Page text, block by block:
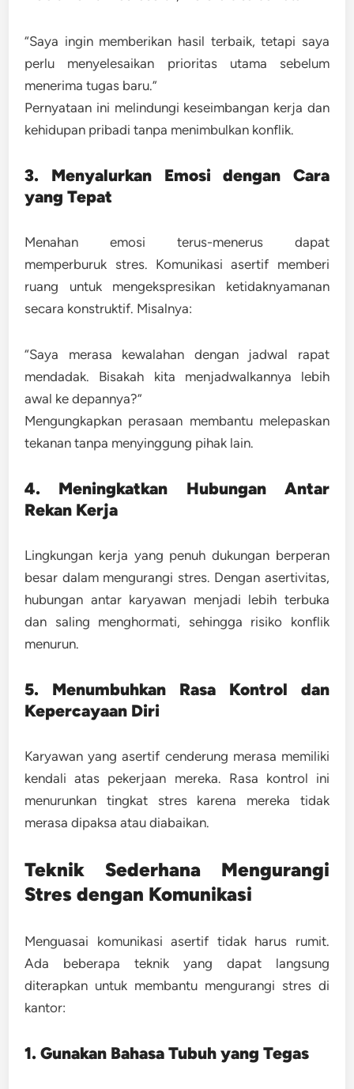
“Saya ingin memberikan hasil terbaik, tetapi saya
perlu menyelesaikan prioritas utama sebelum
menerima tugas baru.”
Pernyataan ini melindungi keseimbangan kerja dan
kehidupan pribadi tanpa menimbulkan konflik.
3. Menyalurkan Emosi dengan Cara
yang Tepat
Menahan emosi terus-menerus dapat
memperburuk stres. Komunikasi asertif memberi
ruang untuk mengekspresikan ketidaknyamanan
secara konstruktif. Misalnya:
“Saya merasa kewalahan dengan jadwal rapat
mendadak. Bisakah kita menjadwalkannya lebih
awal ke depannya?”
Mengungkapkan perasaan membantu melepaskan
tekanan tanpa menyinggung pihak lain.
4. Meningkatkan Hubungan Antar
Rekan Kerja
Lingkungan kerja yang penuh dukungan berperan
besar dalam mengurangi stres. Dengan asertivitas,
hubungan antar karyawan menjadi lebih terbuka
dan saling menghormati, sehingga risiko konflik
menurun.
5. Menumbuhkan Rasa Kontrol dan
Kepercayaan Diri
Karyawan yang asertif cenderung merasa memiliki
kendali atas pekerjaan mereka. Rasa kontrol ini
menurunkan tingkat stres karena mereka tidak
merasa dipaksa atau diabaikan.
Teknik Sederhana Mengurangi
Stres dengan Komunikasi
Menguasai komunikasi asertif tidak harus rumit.
Ada beberapa teknik yang dapat langsung
diterapkan untuk membantu mengurangi stres di
kantor:
1. Gunakan Bahasa Tubuh yang Tegas